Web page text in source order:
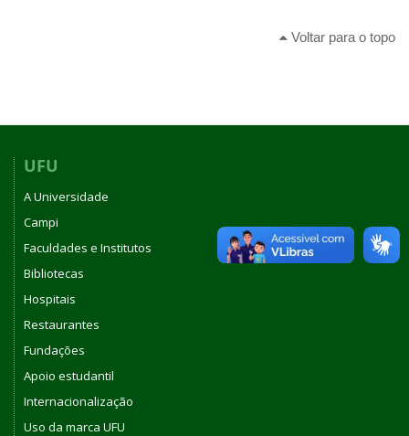
Voltar para o topo
UFU
A Universidade
Campi
Faculdades e Institutos
Bibliotecas
Hospitais
Restaurantes
Fundações
Apoio estudantil
Internacionalização
Uso da marca UFU